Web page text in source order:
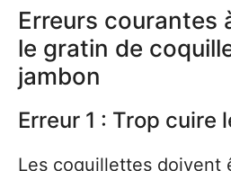
Erreurs courantes
le gratin de
jambon
Erreur 1 : Trop cuire
Les coquillettes doivent